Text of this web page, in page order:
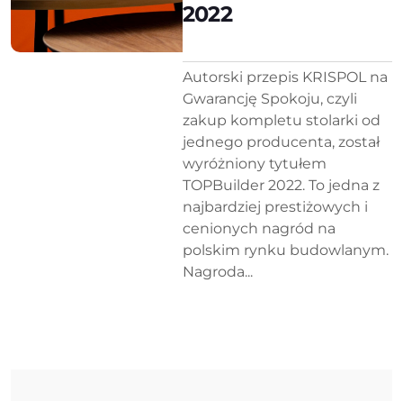
2022
Autorski przepis KRISPOL na
Gwarancję Spokoju, czyli
zakup kompletu stolarki od
jednego producenta, został
wyróżniony tytułem
TOPBuilder 2022. To jedna z
najbardziej prestiżowych i
cenionych nagród na
polskim rynku budowlanym.
Nagroda...